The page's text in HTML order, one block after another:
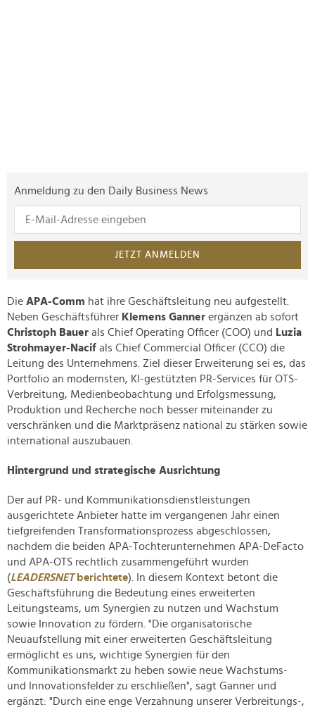
Anmeldung zu den Daily Business News
JETZT ANMELDEN
Die APA-Comm hat ihre Geschäftsleitung neu aufgestellt.
Neben Geschäftsführer Klemens Ganner ergänzen ab sofort
Christoph Bauer als Chief Operating Officer (COO) und Luzia
Strohmayer-Nacif als Chief Commercial Officer (CCO) die
Leitung des Unternehmens. Ziel dieser Erweiterung sei es, das
Portfolio an modernsten, KI-gestützten PR-Services für OTS-
Verbreitung, Medienbeobachtung und Erfolgsmessung,
Produktion und Recherche noch besser miteinander zu
verschränken und die Marktpräsenz national zu stärken sowie
international auszubauen.
Hintergrund und strategische Ausrichtung
Der auf PR- und Kommunikationsdienstleistungen
ausgerichtete Anbieter hatte im vergangenen Jahr einen
tiefgreifenden Transformationsprozess abgeschlossen,
nachdem die beiden APA-Tochterunternehmen APA-DeFacto
und APA-OTS rechtlich zusammengeführt wurden
(LEADERSNETberichtete). In diesem Kontext betont die
Geschäftsführung die Bedeutung eines erweiterten
Leitungsteams, um Synergien zu nutzen und Wachstum
sowie Innovation zu fördern. "Die organisatorische
Neuaufstellung mit einer erweiterten Geschäftsleitung
ermöglicht es uns, wichtige Synergien für den
Kommunikationsmarkt zu heben sowie neue Wachstums-
und Innovationsfelder zu erschließen", sagt Ganner und
ergänzt: "Durch eine enge Verzahnung unserer Verbreitungs-,